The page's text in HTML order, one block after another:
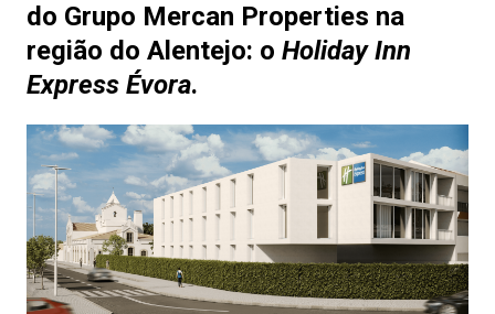
do Grupo Mercan Properties na
região do Alentejo: o Holiday Inn
Express Évora.